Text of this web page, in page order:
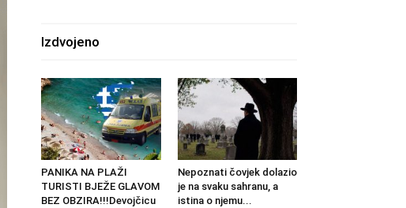
Izdvojeno
PANIKA NA PLAŽI
TURISTI BJEŽE GLAVOM
BEZ OBZIRA!!!Devojčicu
Nepoznati čovjek dolazio
je na svaku sahranu, a
istina o njemu...